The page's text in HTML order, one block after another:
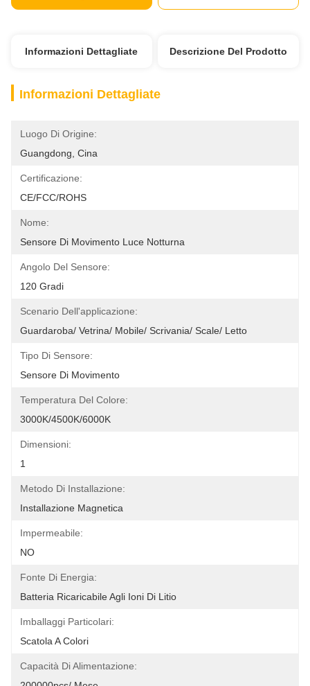
Informazioni Dettagliate Descrizione Del Prodotto
Informazioni Dettagliate
Luogo Di Origine:
Guangdong, Cina
Certificazione:
CE/FCC/ROHS
Nome:
Sensore Di Movimento Luce Notturna
Angolo Del Sensore:
120 Gradi
Scenario Dell'applicazione:
Guardaroba/ Vetrina/ Mobile/ Scrivania/ Scale/ Letto
Tipo Di Sensore:
Sensore Di Movimento
Temperatura Del Colore:
3000K/4500K/6000K
Dimensioni:
1
Metodo Di Installazione:
Installazione Magnetica
Impermeabile:
NO
Fonte Di Energia:
Batteria Ricaricabile Agli Ioni Di Litio
Imballaggi Particolari:
Scatola A Colori
Capacità Di Alimentazione: